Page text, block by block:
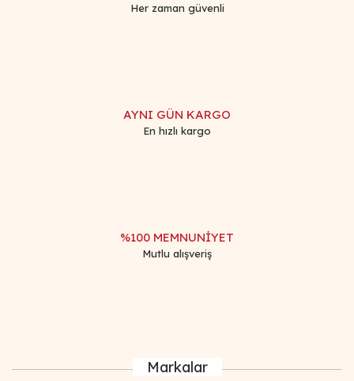
Her zaman güvenli
AYNI GÜN KARGO
En hızlı kargo
%100 MEMNUNİYET
Mutlu alışveriş
Markalar